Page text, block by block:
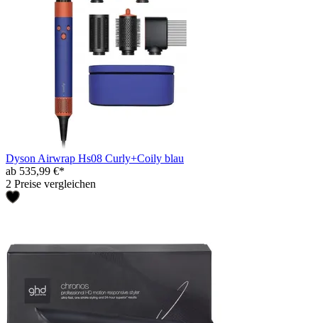
Dyson Airwrap Hs08 Curly+Coily blau
ab 535,99 €*
2 Preise vergleichen